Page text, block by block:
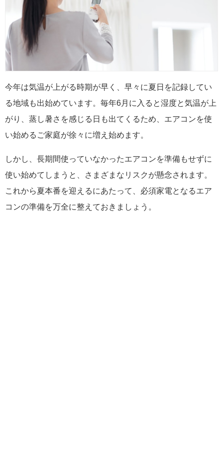
今年は気温が上がる時期が早く、早々に夏日を記録してい
る地域も出始めています。毎年6月に入ると湿度と気温が上
がり、蒸し暑さを感じる日も出てくるため、エアコンを使
い始めるご家庭が徐々に増え始めます。
しかし、長期間使っていなかったエアコンを準備もせずに
使い始めてしまうと、さまざまなリスクが懸念されます。
これから夏本番を迎えるにあたって、必須家電となるエア
コンの準備を万全に整えておきましょう。